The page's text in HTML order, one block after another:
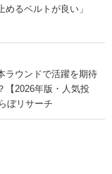
るベルトが良い」
ラウンドで活躍を期待
【2026年版・人気投
ぼリサーチ